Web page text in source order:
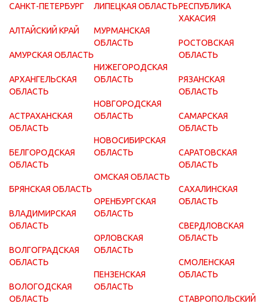
САНКТ-ПЕТЕРБУРГ
АЛТАЙСКИЙ КРАЙ
АМУРСКАЯ ОБЛАСТЬ
АРХАНГЕЛЬСКАЯ
ОБЛАСТЬ
АСТРАХАНСКАЯ
ОБЛАСТЬ
БЕЛГОРОДСКАЯ
ОБЛАСТЬ
БРЯНСКАЯ ОБЛАСТЬ
ВЛАДИМИРСКАЯ
ОБЛАСТЬ
ВОЛГОГРАДСКАЯ
ОБЛАСТЬ
ВОЛОГОДСКАЯ
ОБЛАСТЬ
ЛИПЕЦКАЯ ОБЛАСТЬ
МУРМАНСКАЯ
ОБЛАСТЬ
НИЖЕГОРОДСКАЯ
ОБЛАСТЬ
НОВГОРОДСКАЯ
ОБЛАСТЬ
НОВОСИБИРСКАЯ
ОБЛАСТЬ
ОМСКАЯ ОБЛАСТЬ
ОРЕНБУРГСКАЯ
ОБЛАСТЬ
ОРЛОВСКАЯ
ОБЛАСТЬ
ПЕНЗЕНСКАЯ
ОБЛАСТЬ
РЕСПУБЛИКА
ХАКАСИЯ
РОСТОВСКАЯ
ОБЛАСТЬ
РЯЗАНСКАЯ
ОБЛАСТЬ
САМАРСКАЯ
ОБЛАСТЬ
САРАТОВСКАЯ
ОБЛАСТЬ
САХАЛИНСКАЯ
ОБЛАСТЬ
СВЕРДЛОВСКАЯ
ОБЛАСТЬ
СМОЛЕНСКАЯ
ОБЛАСТЬ
СТАВРОПОЛЬСКИЙ